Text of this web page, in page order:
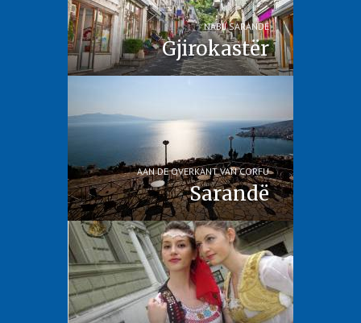
Gjirokastër
NABIJ SARANDË
Sarandë
AAN DE OVERKANT VAN CORFU